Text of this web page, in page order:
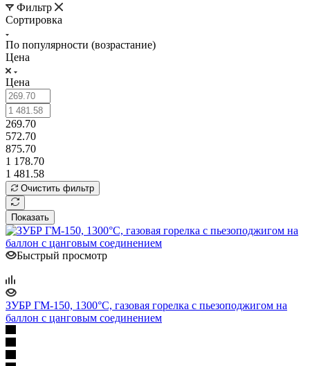
Фильтр
Сортировка
По популярности (возрастание)
Цена
Цена
269.70
572.70
875.70
1 178.70
1 481.58
Очистить фильтр
Показать
Быстрый просмотр
ЗУБР ГМ-150, 1300°C, газовая горелка с пьезоподжигом на
баллон с цанговым соединением